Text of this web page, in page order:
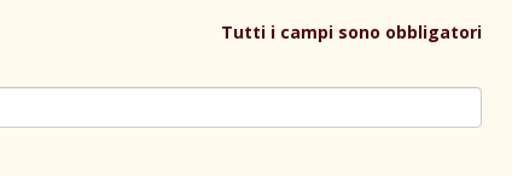
Tutti i campi sono obbligatori